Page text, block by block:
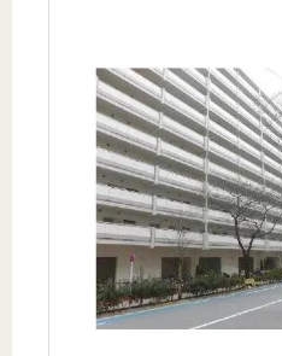
を
探
す
購入向け
サービス
住宅
ンシ
レー
ン
売却向け
サービス
周辺相
検索
住まいと
暮らしの
税金の本
売却
ド